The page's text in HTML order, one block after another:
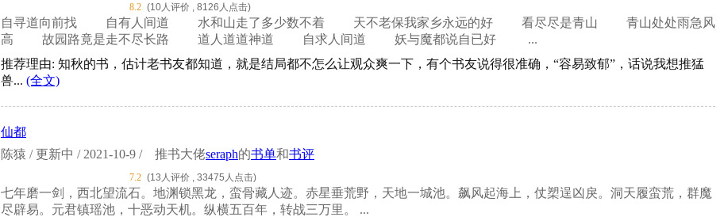
8.2 (10人评价 , 8126人点击)
自寻道向前找 自有人间道 水和山走了多少数不着 天不老保我家乡永远的好 看尽尽是青山 青山处处雨急风
高 故园路竟是走不尽长路 道人道道神道 自求人间道 妖与魔都说自已好 ...
推荐理由: 知秋的书，估计老书友都知道，就是结局都不怎么让观众爽一下，有个书友说得很准确，“容易致郁”，话说我想推猛
兽... (全文)
仙都
陈猿 / 更新中 / 2021-10-9 /
推书大佬seraph的书单和书评
7.2 (13人评价 , 33475人点击)
七年磨一剑，西北望流石。地渊锁黑龙，蛮骨藏人迹。赤星垂荒野，天地一城池。飙风起海上，仗槊逞凶戾。洞天履蛮荒，群魔
尽辟易。元君镇瑶池，十恶动天机。纵横五百年，转战三万里。 ...